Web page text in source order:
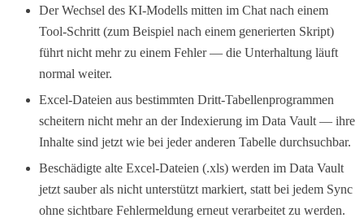
Der Wechsel des KI-Modells mitten im Chat nach einem
Tool-Schritt (zum Beispiel nach einem generierten Skript)
führt nicht mehr zu einem Fehler — die Unterhaltung läuft
normal weiter.
Excel-Dateien aus bestimmten Dritt-Tabellenprogrammen
scheitern nicht mehr an der Indexierung im Data Vault — ihre
Inhalte sind jetzt wie bei jeder anderen Tabelle durchsuchbar.
Beschädigte alte Excel-Dateien (.xls) werden im Data Vault
jetzt sauber als nicht unterstützt markiert, statt bei jedem Sync
ohne sichtbare Fehlermeldung erneut verarbeitet zu werden.